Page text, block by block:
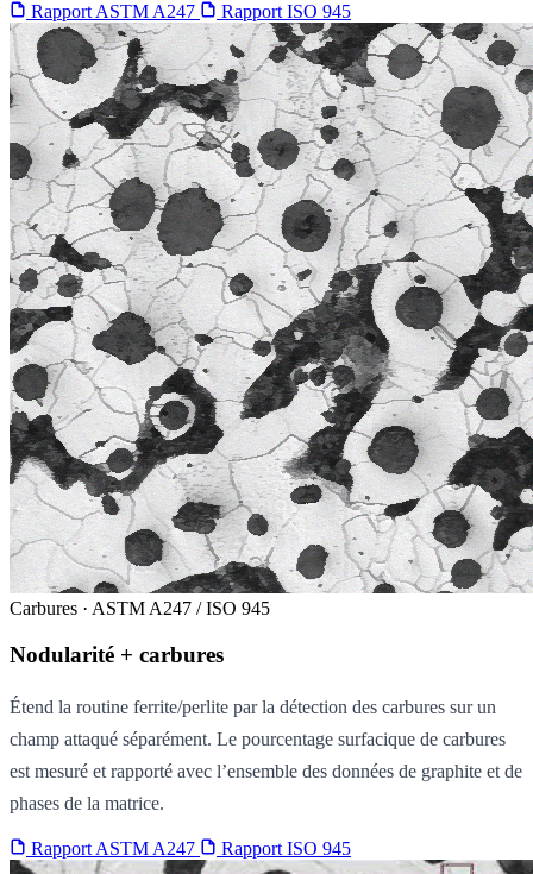
Rapport ASTM A247 Rapport ISO 945
Carbures · ASTM A247 / ISO 945
Nodularité + carbures
Étend la routine ferrite/perlite par la détection des carbures sur un
champ attaqué séparément. Le pourcentage surfacique de carbures
est mesuré et rapporté avec l’ensemble des données de graphite et de
phases de la matrice.
Rapport ASTM A247 Rapport ISO 945